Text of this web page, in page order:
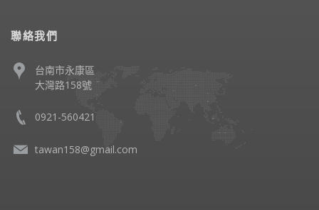
聯絡我們
台南市永康區
大灣路158號
0921-560421
tawan158@gmail.com